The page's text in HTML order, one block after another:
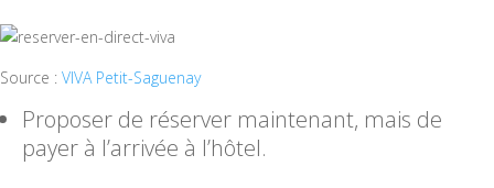
Source : VIVA Petit-Saguenay
Proposer de réserver maintenant, mais de
payer à l’arrivée à l’hôtel.